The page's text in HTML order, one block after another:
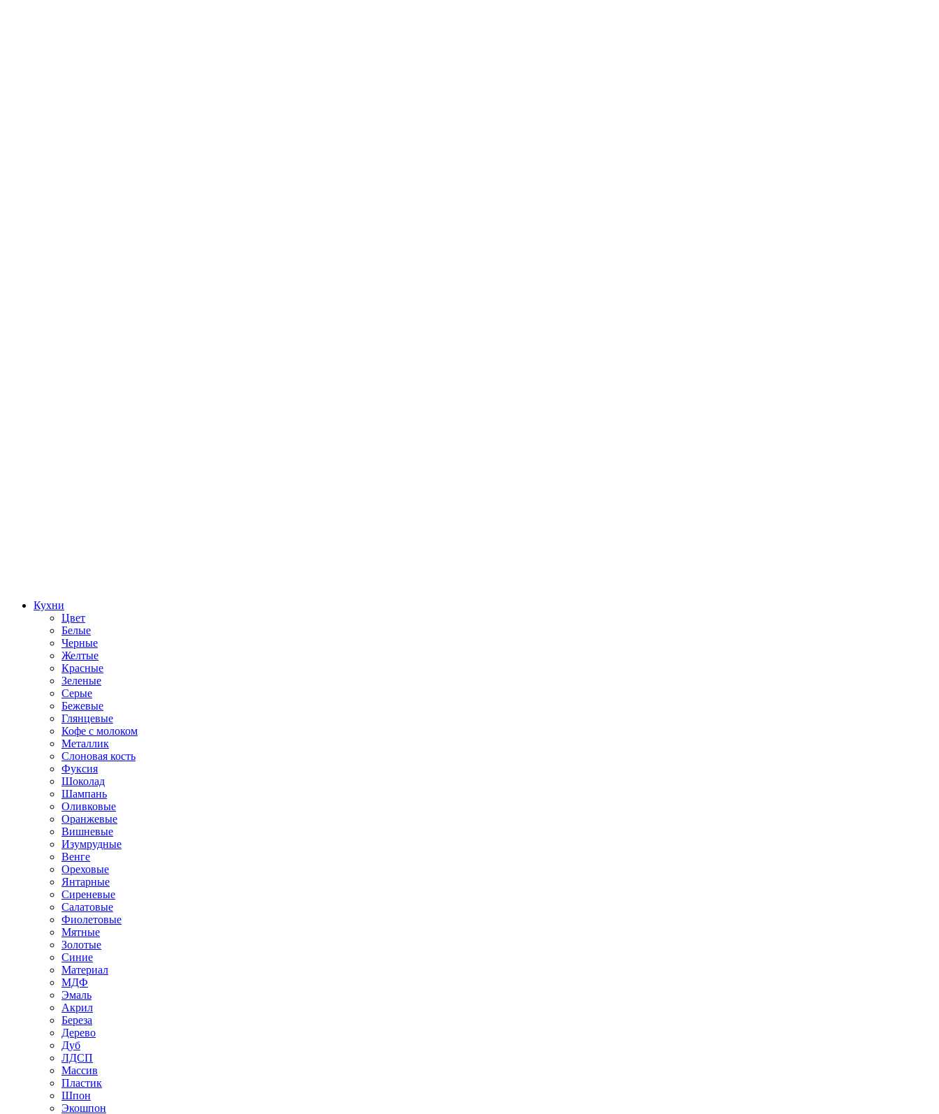
Кухни
Цвет
Белые
Черные
Желтые
Красные
Зеленые
Серые
Бежевые
Глянцевые
Кофе с молоком
Металлик
Слоновая кость
Фуксия
Шоколад
Шампань
Оливковые
Оранжевые
Вишневые
Изумрудные
Венге
Ореховые
Янтарные
Сиреневые
Салатовые
Фиолетовые
Мятные
Золотые
Синие
Материал
МДФ
Эмаль
Акрил
Береза
Дерево
Дуб
ЛДСП
Массив
Пластик
Шпон
Экошпон